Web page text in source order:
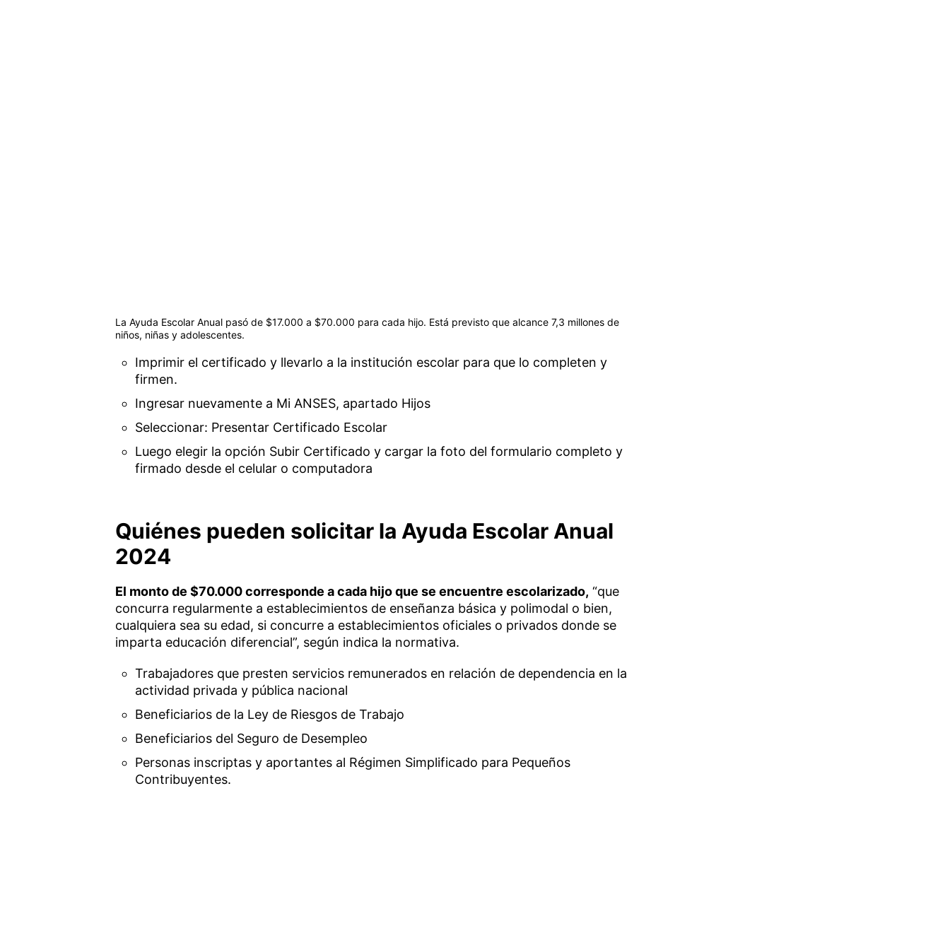
La Ayuda Escolar Anual pasó de $17.000 a $70.000 para cada hijo. Está previsto que alcance 7,3 millones de
niños, niñas y adolescentes.
Imprimir el certificado y llevarlo a la institución escolar para que lo completen y
firmen.
Ingresar nuevamente a Mi ANSES, apartado Hijos
Seleccionar: Presentar Certificado Escolar
Luego elegir la opción Subir Certificado y cargar la foto del formulario completo y
firmado desde el celular o computadora
Quiénes pueden solicitar la Ayuda Escolar Anual
2024
El monto de $70.000 corresponde a cada hijo que se encuentre escolarizado, “que
concurra regularmente a establecimientos de enseñanza básica y polimodal o bien,
cualquiera sea su edad, si concurre a establecimientos oficiales o privados donde se
imparta educación diferencial”, según indica la normativa.
Trabajadores que presten servicios remunerados en relación de dependencia en la
actividad privada y pública nacional
Beneficiarios de la Ley de Riesgos de Trabajo
Beneficiarios del Seguro de Desempleo
Personas inscriptas y aportantes al Régimen Simplificado para Pequeños
Contribuyentes.